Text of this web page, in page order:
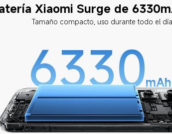
Xiaomi Surge de
Tamaño compacto, uso durante todo el día
6330mAh